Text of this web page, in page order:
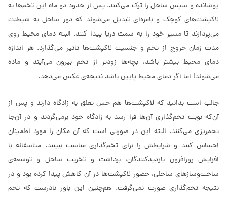
پوشانده و سپس ساحل را ترک می‌کنند. پس از حدود دو ماه این تخم‌ها به
لاکپشت‌های کوچک و بامزه‌ای تبدیل می‌شوند که دور ساحل به شیطنت
می‌پردازند تا مسیر خود را به سمت دریا پیدا کنند. البته دمای محیط روی
مدت زمان خروج از تخم و جنسیت لاکپشت‌ها تاثیر می‌گذارد. هر اندازه
دمای محیط بیشتر باشد، بچه‌ها زودتر از تخم بیرون می‌آیند و ماده
می‌شوند! اما اگر دمای محیط پایین باشد نتیجه‌ی عکس می‌دهد.
جالب است بدانید که لاکپشت‌ها هم حس تعلق به زادگاه دارند و پس از
آن‌که نوبت تخم‌گذاری آن‌ها فرا رسد به زادگاه خود برمی‌گردند و در آن‌جا
تخم‌ریزی می‌کنند. البته این در صورتی است که آن مکان را مورد اطمینان
احساس کنند و شرایطش را برای تخم‌گذاری مناسب ببینند. متاسفانه با
افزایش روزافزون بازدیدکنندگان، برداشت و تخریب ساحل و توسعه‌ی
ساخت‌وسازهای ساحلی، حضور لاکپشت‌ها در آن کاهش پیدا کرده بود و در
نتیجه تخم‌گذاری صورت نمی‌گرفت. هم‌چنین این باور نادرست که تخم